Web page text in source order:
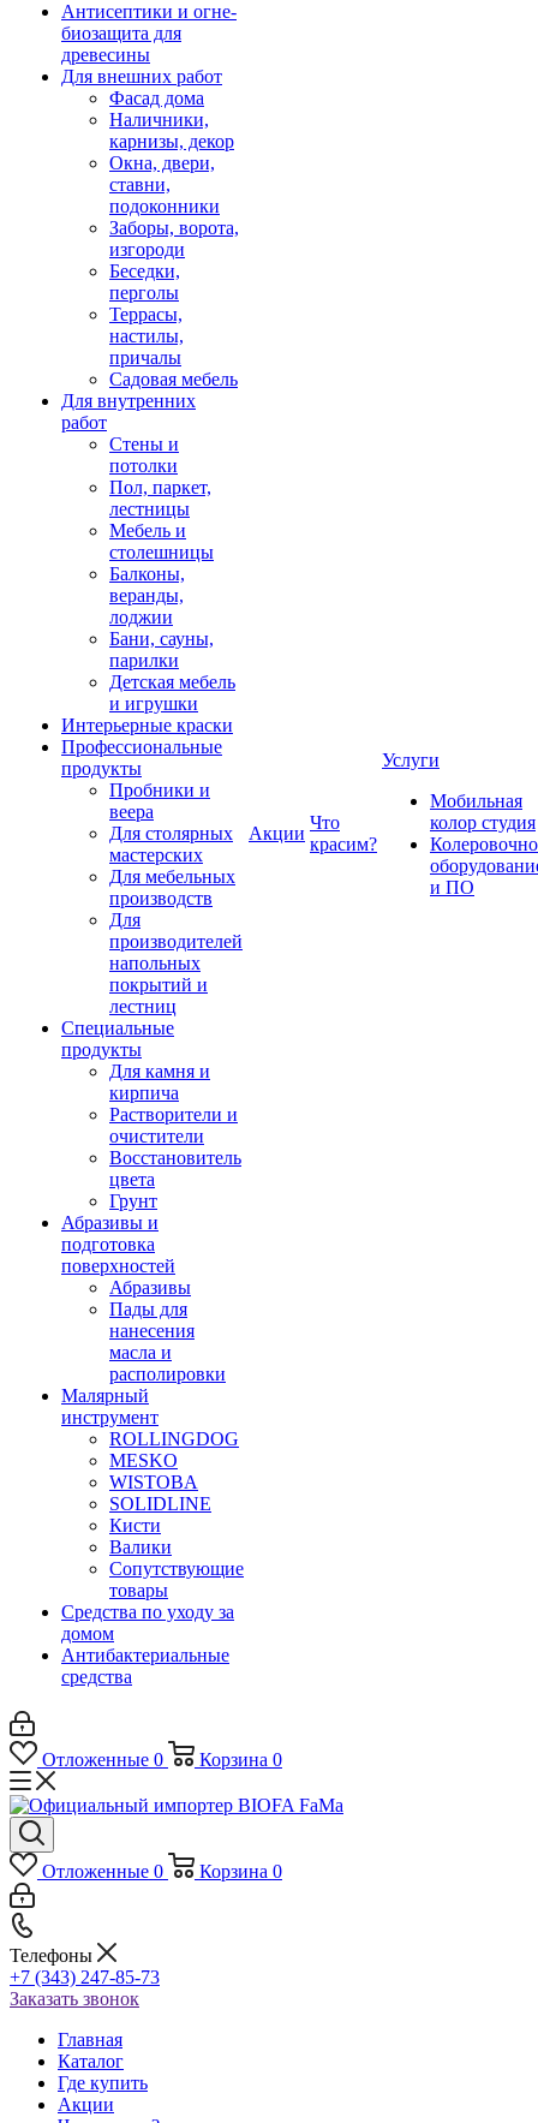
Антисептики и огне-
биозащита для
древесины
Для внешних работ
Фасад дома
Наличники,
карнизы, декор
Окна, двери,
ставни,
подоконники
Заборы, ворота,
изгороди
Беседки,
перголы
Террасы,
настилы,
причалы
Садовая мебель
Для внутренних
работ
Стены и
потолки
Пол, паркет,
лестницы
Мебель и
столешницы
Балконы,
веранды,
лоджии
Бани, сауны,
парилки
Детская мебель
и игрушки
Интерьерные краски
Профессиональные
продукты
Пробники и
веера
Для столярных
мастерских
Для мебельных
производств
Для
производителей
напольных
покрытий и
лестниц
Специальные
продукты
Для камня и
кирпича
Растворители и
очистители
Восстановитель
цвета
Грунт
Абразивы и
подготовка
поверхностей
Абразивы
Пады для
нанесения
масла и
располировки
Малярный
инструмент
ROLLINGDOG
MESKO
WISTOBA
SOLIDLINE
Кисти
Валики
Сопутствующие
товары
Средства по уходу за
домом
Антибактериальные
средства
Акции
Что
красим?
Услуги
Мобильная
колор студия
и ПО
Отложенные 0 Корзина 0
Отложенные 0 Корзина 0
Телефоны
+7 (343) 247-85-73
Заказать звонок
Главная
Каталог
Где купить
Акции